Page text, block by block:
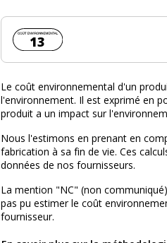
Coût environnemental :
13
Le coût environnemental d'un
l'environnement. Il est exprimé en
produit a un impact sur
Nous l'estimons en prenant en
fabrication à sa fin de vie. Ces
données de nos fournisseurs.
La mention "NC" (non
pas pu estimer le coût
fournisseur.